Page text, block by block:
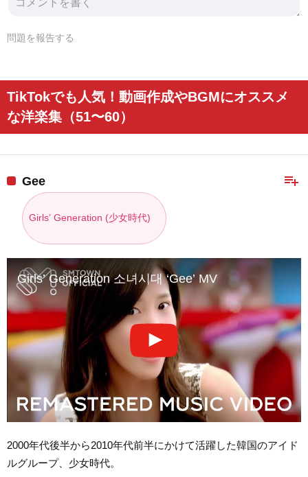
問題を報告する
TikTokでも人気！動画作成やBGMにオススメ
な洋楽集（51〜60）
playlist_add
Gee
Girls’ Generation (少女時代)
Girls’ Generation 소녀시대 ‘Gee’ MV
2000年代後半から2010年代前半にかけて活躍した韓国のアイド
ルグループ、少女時代。